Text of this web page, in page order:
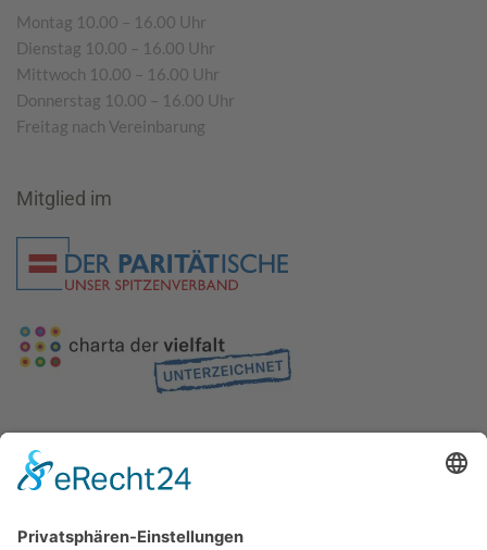
Montag 10.00 – 16.00 Uhr
Dienstag 10.00 – 16.00 Uhr
Mittwoch 10.00 – 16.00 Uhr
Donnerstag 10.00 – 16.00 Uhr
Freitag nach Vereinbarung
Mitglied im